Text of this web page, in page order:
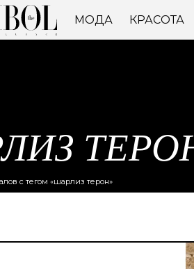
МОДА КРАСОТА
с тегом «шарлиз терон»